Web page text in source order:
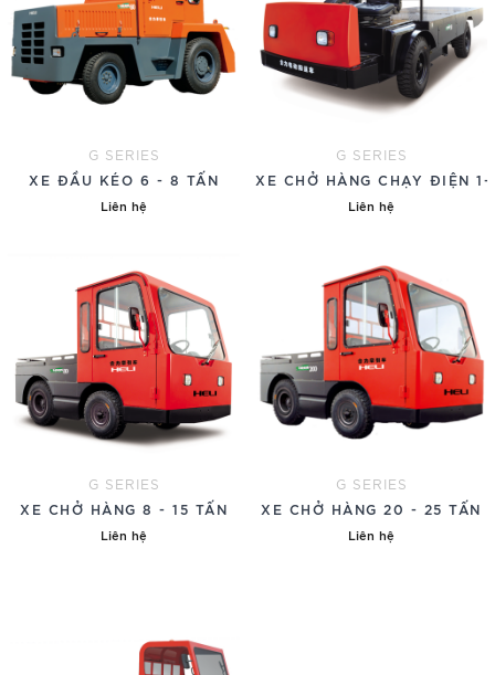
G SERIES
XE ĐẦU KÉO 6 - 8 TẤN
Liên hệ
G SERIES
XE CHỞ HÀNG CHẠY ĐIỆN 1-
Liên hệ
G SERIES
XE CHỞ HÀNG 8 - 15 TẤN
Liên hệ
G SERIES
XE CHỞ HÀNG 20 - 25 TẤN
Liên hệ